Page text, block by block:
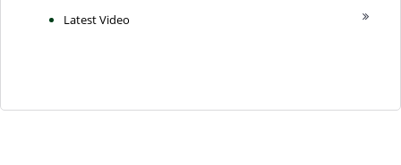
Latest Video